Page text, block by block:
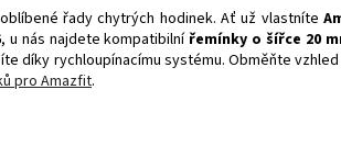
řady chytrých hodinek. Ať už vlastníte
, u nás najdete kompatibilní řemínky o šířce 20
díky rychloupínacímu systému. Obměňte
pro Amazfit.